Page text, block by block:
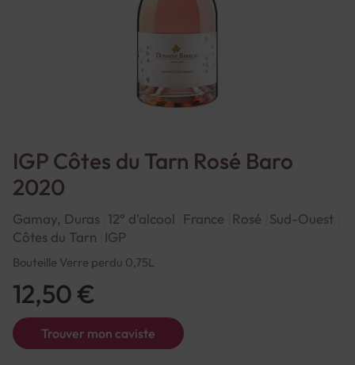
IGP Côtes du Tarn Rosé Baro
2020
Gamay, Duras 12° d'alcool France Rosé Sud-Ouest
Côtes du Tarn
IGP
Bouteille Verre perdu 0,75L
Trouver mon caviste
12,50 €